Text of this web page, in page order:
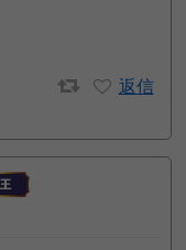
返信